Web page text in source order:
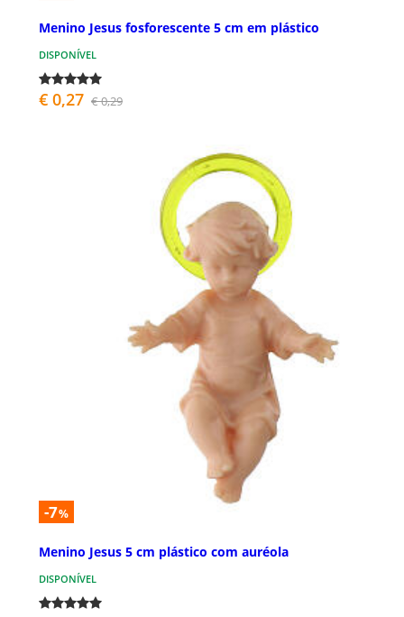
Menino Jesus fosforescente 5 cm em plástico
DISPONÍVEL
€ 0,27 € 0,29
-7%
Menino Jesus 5 cm plástico com auréola
DISPONÍVEL